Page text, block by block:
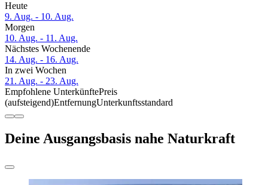
Heute
9. Aug. - 10. Aug.
Morgen
10. Aug. - 11. Aug.
Nächstes Wochenende
14. Aug. - 16. Aug.
In zwei Wochen
21. Aug. - 23. Aug.
Empfohlene UnterkünftePreis
(aufsteigend)EntfernungUnterkunftsstandard
Deine Ausgangsbasis nahe Naturkraft